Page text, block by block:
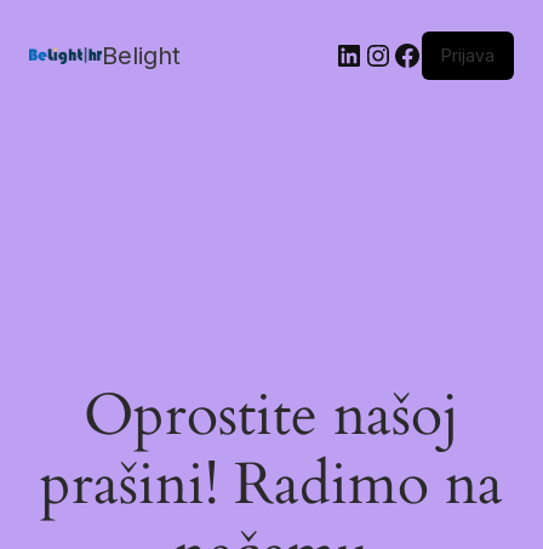
Belight Prijava
Oprostite našoj
prašini! Radimo na